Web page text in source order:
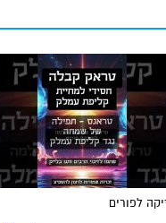
לפורים